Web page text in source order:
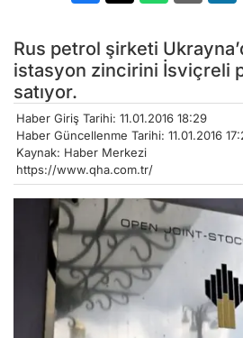
Rus petrol şirketi
istasyon zincirini İsviçreli
satıyor.
Haber Giriş Tarihi: 11.01.2016 18:29
Haber Güncellenme Tarihi: 11.01.2016
Kaynak: Haber Merkezi
https://www.qha.com.tr/